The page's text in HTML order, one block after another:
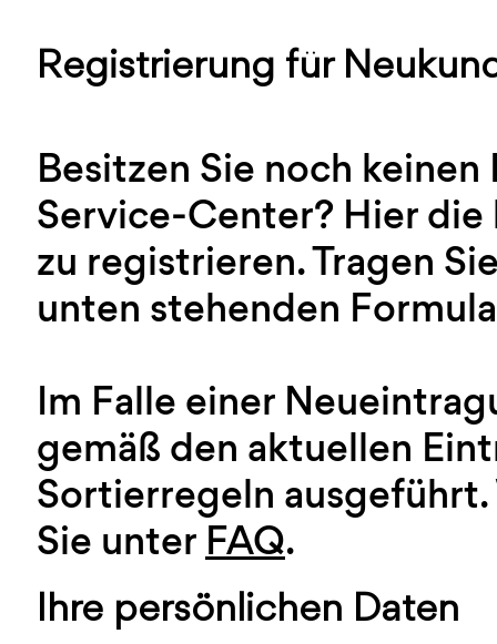
Registrierung für
Besitzen Sie noch
Service-Center? Hier
zu registrieren. Tragen
unten stehenden
Im Falle einer
gemäß den aktuellen
Sortierregeln
Sie unter FAQ.
Ihre persönlichen Daten